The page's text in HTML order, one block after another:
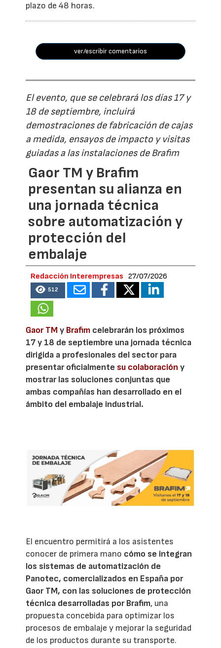
plazo de 48 horas.
ver/escribir comentarios
El evento, que se celebrará los días 17 y
18 de septiembre, incluirá
demostraciones de fabricación de cajas
a medida, ensayos de impacto y visitas
guiadas a las instalaciones de Brafim
Gaor TM y Brafim
presentan su alianza en
una jornada técnica
sobre automatización y
protección del
embalaje
Redacción Interempresas 27/07/2026
512
Gaor TM y Brafim celebrarán los próximos
17 y 18 de septiembre una jornada técnica
dirigida a profesionales del sector para
presentar oficialmente su colaboración y
mostrar las soluciones conjuntas que
ambas compañías han desarrollado en el
ámbito del embalaje industrial.
El encuentro permitirá a los asistentes
conocer de primera mano cómo se integran
los sistemas de automatización de
Panotec, comercializados en España por
Gaor TM, con las soluciones de protección
técnica desarrolladas por Brafim, una
propuesta concebida para optimizar los
procesos de embalaje y mejorar la seguridad
de los productos durante su transporte.